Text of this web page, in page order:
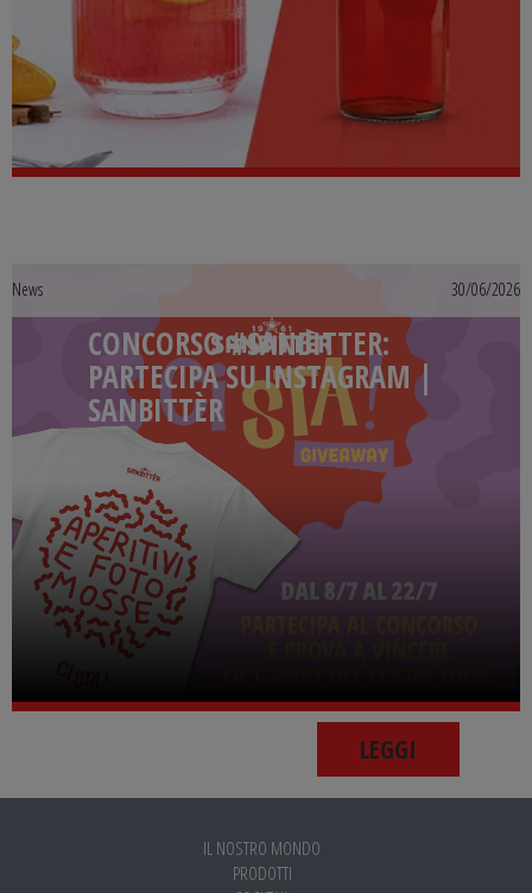
News 30/06/2026
CONCORSO #SANBITTER:
PARTECIPA SU INSTAGRAM |
SANBITTÈR
LEGGI
IL NOSTRO MONDO
PRODOTTI